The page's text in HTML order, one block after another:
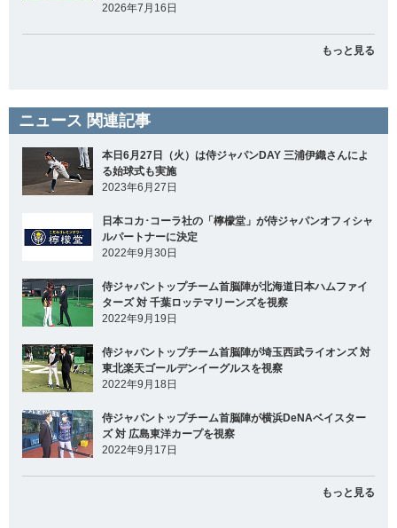
2026年7月16日
もっと見る
ニュース 関連記事
本日6月27日（火）は侍ジャパンDAY 三浦伊織さんによ
る始球式も実施
2023年6月27日
日本コカ･コーラ社の「檸檬堂」が侍ジャパンオフィシャ
ルパートナーに決定
2022年9月30日
侍ジャパントップチーム首脳陣が北海道日本ハムファイ
ターズ 対 千葉ロッテマリーンズを視察
2022年9月19日
侍ジャパントップチーム首脳陣が埼玉西武ライオンズ 対
東北楽天ゴールデンイーグルスを視察
2022年9月18日
侍ジャパントップチーム首脳陣が横浜DeNAベイスター
ズ 対 広島東洋カープを視察
2022年9月17日
もっと見る